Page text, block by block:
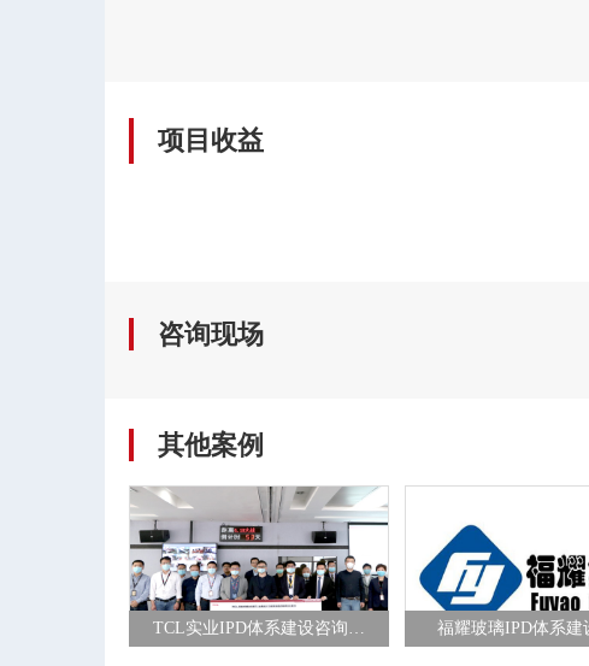
项目收益
咨询现场
其他案例
TCL实业IPD体系建设咨询项目 福耀玻璃IPD体系建